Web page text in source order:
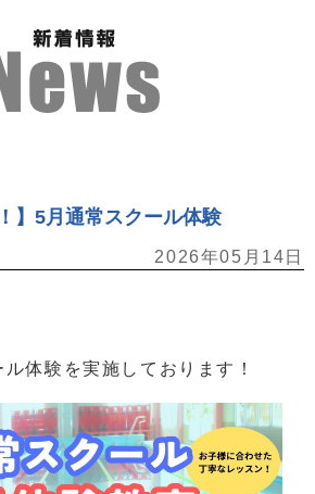
】5月通常スクール体験
2026年05月14日
体験を実施しております！